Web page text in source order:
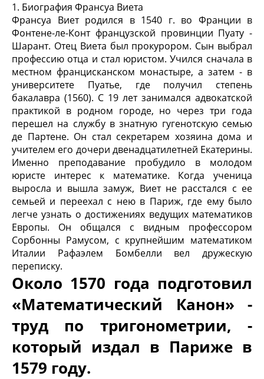
1. Биография Франсуа Виета
Франсуа Виет родился в 1540 г. во Франции в
Фонтене-ле-Конт французской провинции Пуату -
Шарант. Отец Виета был прокурором. Сын выбрал
профессию отца и стал юристом. Учился сначала в
местном францисканском монастыре, а затем - в
университете Пуатье, где получил степень
бакалавра (1560). С 19 лет занимался адвокатской
практикой в родном городе, но через три года
перешел на службу в знатную гугенотскую семью
де Партене. Он стал секретарем хозяина дома и
учителем его дочери двенадцатилетней Екатерины.
Именно преподавание пробудило в молодом
юристе интерес к математике. Когда ученица
выросла и вышла замуж, Виет не расстался с ее
семьей и переехал с нею в Париж, где ему было
легче узнать о достижениях ведущих математиков
Европы. Он общался с видным профессором
Сорбонны Рамусом, с крупнейшим математиком
Италии Рафаэлем Бомбелли вел дружескую
переписку.
Около 1570 года подготовил
«Математический Канон» -
труд по тригонометрии, -
который издал в Париже в
1579 году.